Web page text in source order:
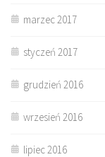
marzec 2017
styczeń 2017
grudzień 2016
wrzesień 2016
lipiec 2016